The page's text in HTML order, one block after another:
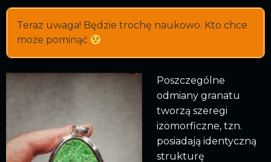
Teraz uwaga! Będzie trochę naukowo. Kto chce
może pominąć
Poszczególne
odmiany granatu
tworzą szeregi
izomorficzne, tzn.
posiadają identyczną
strukturę